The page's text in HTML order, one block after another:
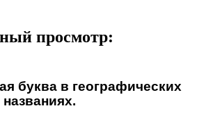
просмотр:
буква в географических
названиях.